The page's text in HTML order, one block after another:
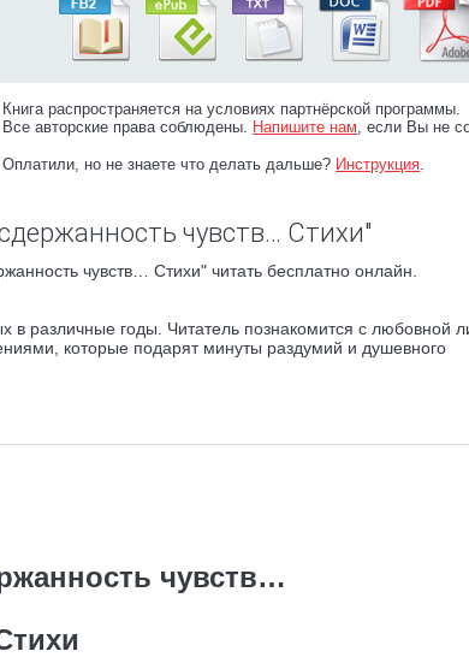
Книга распространяется на условиях партнёрской программы.
Все авторские права соблюдены. Напишите нам, если Вы не
Оплатили, но не знаете что делать дальше? Инструкция.
чувств… Стихи"
чувств… Стихи" читать бесплатно онлайн.
в различные годы. Читатель познакомится с любовной
которые подарят минуты раздумий и душевного
чувств…